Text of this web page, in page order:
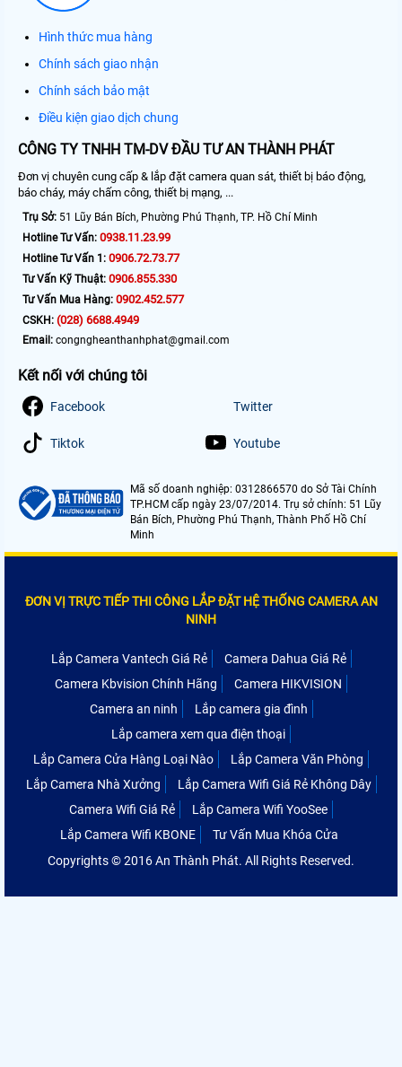
Hình thức mua hàng
Chính sách giao nhận
Chính sách bảo mật
Điều kiện giao dịch chung
CÔNG TY TNHH TM-DV ĐẦU TƯ AN THÀNH PHÁT
Đơn vị chuyên cung cấp & lắp đặt camera quan sát, thiết bị báo động,
báo cháy, máy chấm công, thiết bị mạng, ...
Trụ Sở: 51 Lũy Bán Bích, Phường Phú Thạnh, TP. Hồ Chí Minh
Hotline Tư Vấn: 0938.11.23.99
Hotline Tư Vấn 1: 0906.72.73.77
Tư Vấn Kỹ Thuật: 0906.855.330
Tư Vấn Mua Hàng: 0902.452.577
CSKH: (028) 6688.4949
Email: congngheanthanhphat@gmail.com
Kết nối với chúng tôi
Facebook Twitter
Tiktok Youtube
Mã số doanh nghiệp: 0312866570 do Sở Tài Chính
TP.HCM cấp ngày 23/07/2014. Trụ sở chính: 51 Lũy
Bán Bích, Phường Phú Thạnh, Thành Phố Hồ Chí
Minh
ĐƠN VỊ TRỰC TIẾP THI CÔNG LẮP ĐẶT HỆ THỐNG CAMERA AN
NINH
Lắp Camera Vantech Giá Rẻ
Camera Dahua Giá Rẻ
Camera Kbvision Chính Hãng
Camera HIKVISION
Camera an ninh
Lắp camera gia đình
Lắp camera xem qua điện thoại
Lắp Camera Cửa Hàng Loại Nào
Lắp Camera Văn Phòng
Lắp Camera Nhà Xưởng
Lắp Camera Wifi Giá Rẻ Không Dây
Camera Wifi Giá Rẻ
Lắp Camera Wifi YooSee
Lắp Camera Wifi KBONE
Tư Vấn Mua Khóa Cửa
Copyrights © 2016 An Thành Phát. All Rights Reserved.